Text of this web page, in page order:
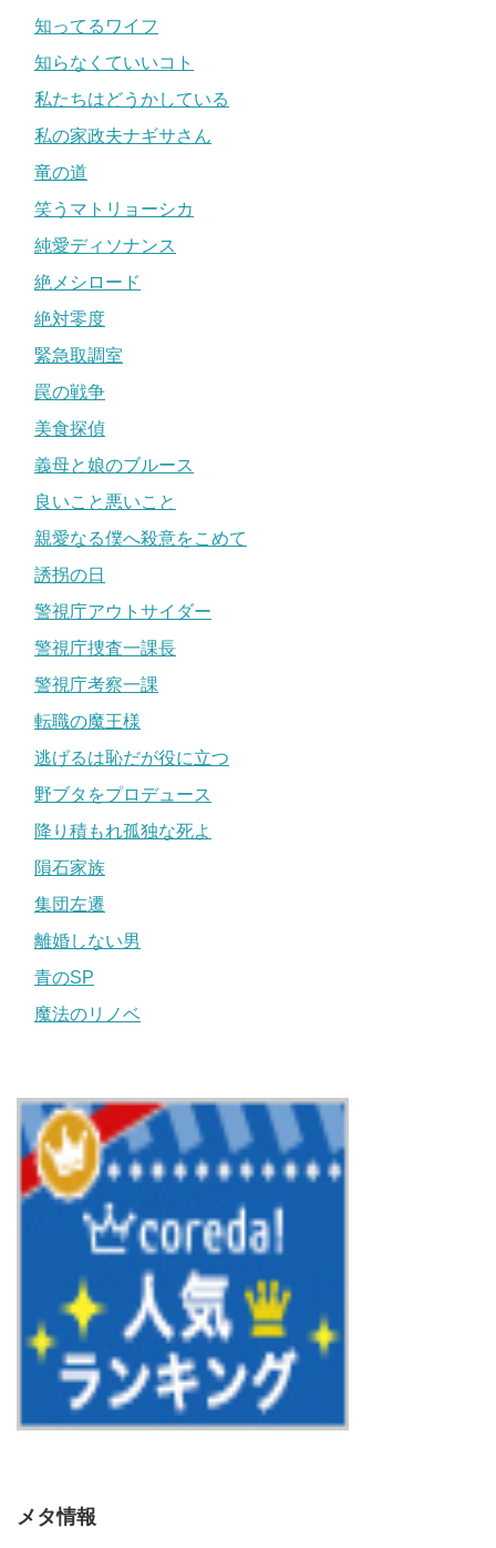
知ってるワイフ
知らなくていいコト
私たちはどうかしている
私の家政夫ナギサさん
竜の道
笑うマトリョーシカ
純愛ディソナンス
絶メシロード
絶対零度
緊急取調室
罠の戦争
美食探偵
義母と娘のブルース
良いこと悪いこと
親愛なる僕へ殺意をこめて
誘拐の日
警視庁アウトサイダー
警視庁捜査一課長
警視庁考察一課
転職の魔王様
逃げるは恥だが役に立つ
野ブタをプロデュース
降り積もれ孤独な死よ
隕石家族
集団左遷
離婚しない男
青のSP
魔法のリノベ
メタ情報